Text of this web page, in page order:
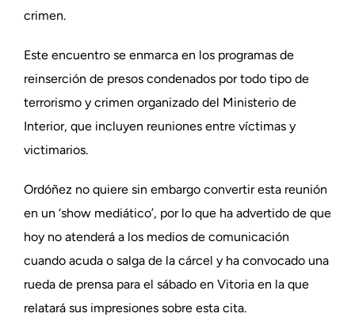
crimen.
Este encuentro se enmarca en los programas de
reinserción de presos condenados por todo tipo de
terrorismo y crimen organizado del Ministerio de
Interior, que incluyen reuniones entre víctimas y
victimarios.
Ordóñez no quiere sin embargo convertir esta reunión
en un ‘show mediático’, por lo que ha advertido de que
hoy no atenderá a los medios de comunicación
cuando acuda o salga de la cárcel y ha convocado una
rueda de prensa para el sábado en Vitoria en la que
relatará sus impresiones sobre esta cita.